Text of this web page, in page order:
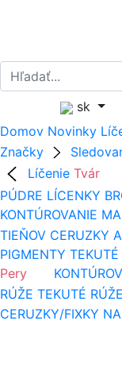
sk
Domov Novinky
Značky
Líčenie Tvár
PÚDRE LÍCENKY
KONTÚROVANIE
TIEŇOV CERUZKY
PIGMENTY
Pery
RÚŽE TEKUTÉ RÚŽE
CERUZKY/FIXKY